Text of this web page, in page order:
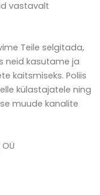
vastavalt
Teile selgitada,
neid kasutame ja
kaitsmiseks. Poliis
külastajatele ning
muude kanalite